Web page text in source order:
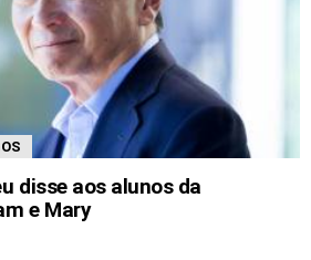
disse aos alunos da
e Mary